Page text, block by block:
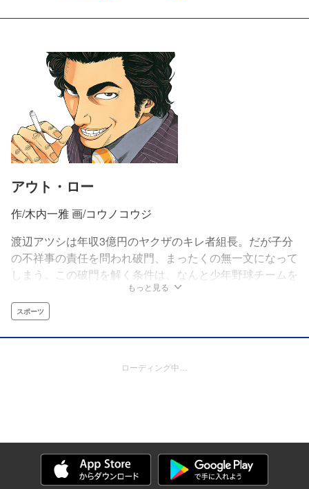
アウト・ロー
作/木内一雅 画/コウノコウジ
渡辺アツシは年収3億円のヤクザのキレ者組長。だが子分
の不祥事の責任を問われ破門、まったくの無一文になって
しまう。この破門を解く条件は、なんと少年野球チームを
日本一にすること。野球経験がまったくないド素人監督が
日本一を目指す!!
もっと見る
スポーツ
ローディング中…